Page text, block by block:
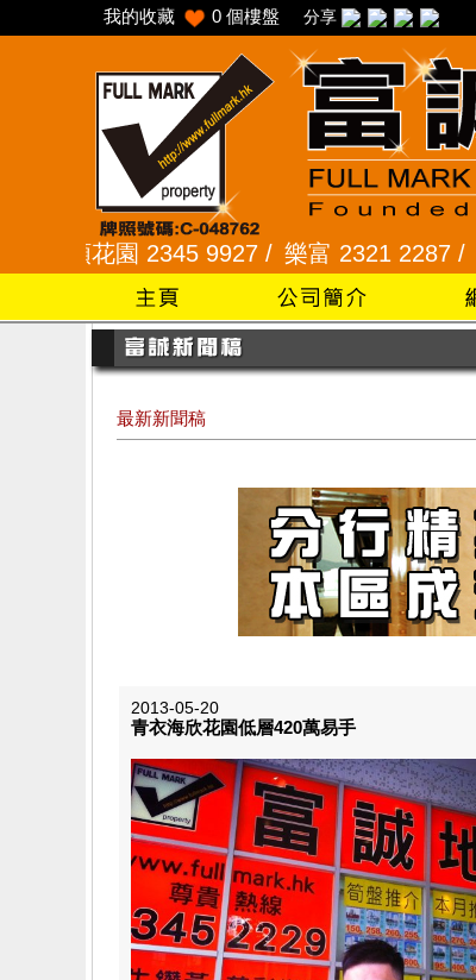
我的收藏 0 個樓盤 分享
花園 2345 9927 / 樂富 2321 2287 / 峻弦
最新新聞稿
2013-05-20
青衣海欣花園低層420萬易手